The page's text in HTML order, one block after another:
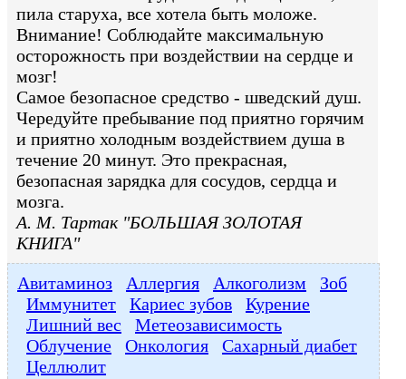
пила старуха, все хотела быть моложе.
Внимание! Соблюдайте максимальную
осторожность при воздействии на сердце и
мозг!
Самое безопасное средство - шведский душ.
Чередуйте пребывание под приятно горячим
и приятно холодным воздействием душа в
течение 20 минут. Это прекрасная,
безопасная зарядка для сосудов, сердца и
мозга.
А. М. Тартак "БОЛЬШАЯ ЗОЛОТАЯ
КНИГА"
Авитаминоз
Аллергия Алкоголизм
Зоб
Иммунитет
Кариес зубов
Курение
Лишний вес
Метеозависимость
Облучение
Онкология
Сахарный диабет
Целлюлит